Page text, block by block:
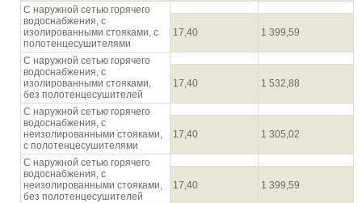
С наружной сетью горячего
водоснабжения, с
изолированными стояками, с
полотенцесушителями
17,40 1 399,59
С наружной сетью горячего
водоснабжения, с
изолированными стояками,
без полотенцесушителей
17,40 1 532,88
С наружной сетью горячего
водоснабжения, с
неизолированными стояками,
с полотенцесушителями
17,40 1 305,02
С наружной сетью горячего
водоснабжения, с
неизолированными стояками,
без полотенцесушителей
17,40 1 399,59